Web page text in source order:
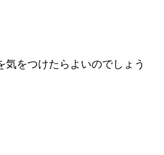
気をつけたらよいのでしょう